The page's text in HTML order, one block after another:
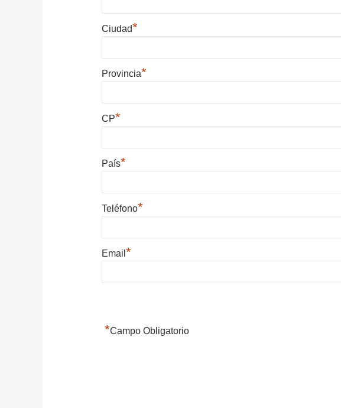
Ciudad*
Provincia*
CP*
País*
Teléfono*
Email*
*Campo Obligatorio